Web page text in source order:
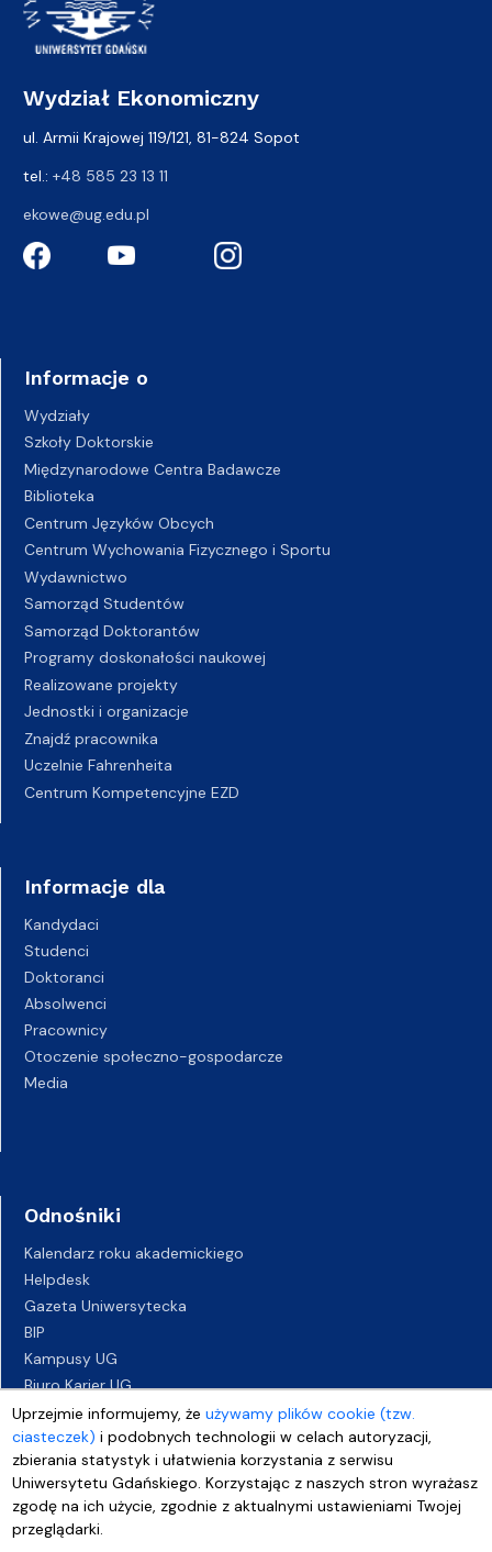
Uprzejmie informujemy, żeużywamy plików cookie (tzw.
ciasteczek) i podobnych technologii w celach autoryzacji,
zbierania statystyk i ułatwienia korzystania z serwisu
Uniwersytetu Gdańskiego. Korzystając z naszych stron wyrażasz
zgodę na ich użycie, zgodnie z aktualnymi ustawieniami Twojej
przeglądarki.
Wydział Ekonomiczny
ul. Armii Krajowej 119/121, 81-824 Sopot
tel.: +48 585 23 13 11
ekowe@ug.edu.pl
Informacje o
Wydziały
Szkoły Doktorskie
Międzynarodowe Centra Badawcze
Biblioteka
Centrum Języków Obcych
Centrum Wychowania Fizycznego i Sportu
Wydawnictwo
Samorząd Studentów
Samorząd Doktorantów
Programy doskonałości naukowej
Realizowane projekty
Jednostki i organizacje
Znajdź pracownika
Uczelnie Fahrenheita
Centrum Kompetencyjne EZD
Informacje dla
Kandydaci
Studenci
Doktoranci
Absolwenci
Pracownicy
Otoczenie społeczno-gospodarcze
Media
Odnośniki
Kalendarz roku akademickiego
Helpdesk
Gazeta Uniwersytecka
BIP
Kampusy UG
Biuro Karier UG
Oferty pracy
Deklaracja dostępności